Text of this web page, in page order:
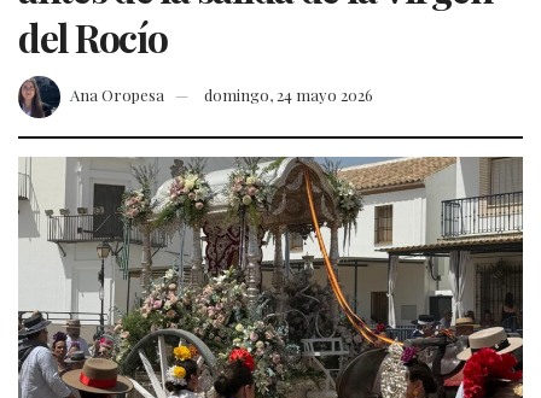
del Rocío
Ana Oropesa domingo, 24 mayo 2026